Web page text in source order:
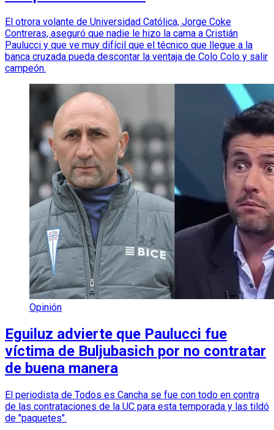
El otrora volante de Universidad Católica, Jorge Coke
Contreras, aseguró que nadie le hizo la cama a Cristián
Paulucci y que ve muy difícil que el técnico que llegue a la
banca cruzada pueda descontar la ventaja de Colo Colo y salir
campeón.
Opinión
Eguiluz advierte que Paulucci fue
víctima de Buljubasich por no contratar
de buena manera
El periodista de Todos es Cancha se fue con todo en contra
de las contrataciones de la UC para esta temporada y las tildó
de "paquetes".